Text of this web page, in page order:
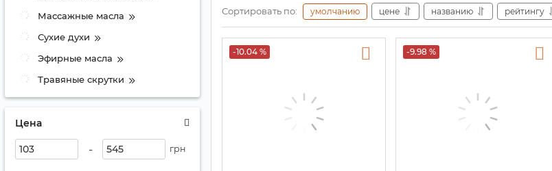
Массажные масла
Сухие духи
Эфирные масла
Травяные скрутки
Цена
- грн
Сортировать по: умолчанию цене названию рейтингу
-10.04 % -9.98 %